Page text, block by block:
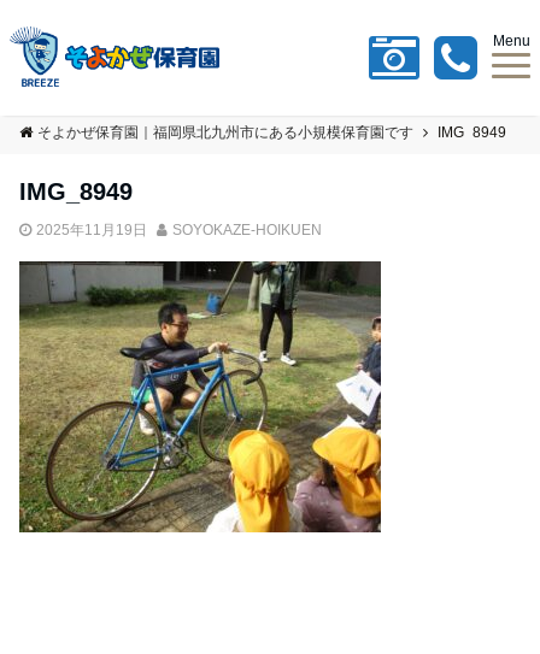
Menu
そよかぜ保育園｜福岡県北九州市にある小規模保育園です IMG_8949
IMG_8949
2025年11月19日 SOYOKAZE-HOIKUEN